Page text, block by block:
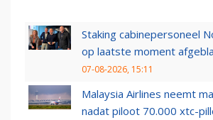
Staking cabinepersoneel
op laatste moment
07-08-2026, 15:11
Malaysia Airlines neemt
nadat piloot 70.000 xtc-